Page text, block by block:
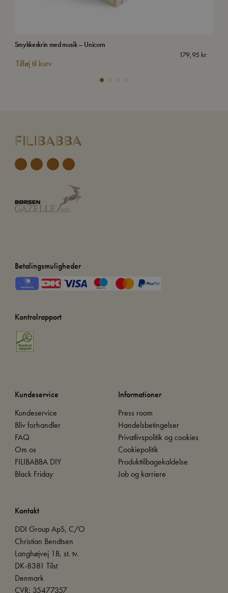
Smykkeskrin med musik – Unicorn
179,95 kr.
Tilføj til kurv
Betalingsmuligheder
Kontrolrapport
Kundeservice
Kundeservice
Bliv forhandler
FAQ
Om os
FILIBABBA DIY
Black Friday
Informationer
Press room
Handelsbetingelser
Privatlivspolitik og cookies
Cookiepolitik
Produkttilbagekaldelse
Job og karriere
Kontakt
DDI Group ApS, C/O
Christian Bendtsen
Langhøjvej 1B, st. tv.
DK-8381 Tilst
Denmark
CVR: 35477357